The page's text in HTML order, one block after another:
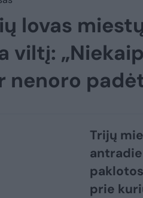
lovas
viltį:
nenoro
Trijų
prie